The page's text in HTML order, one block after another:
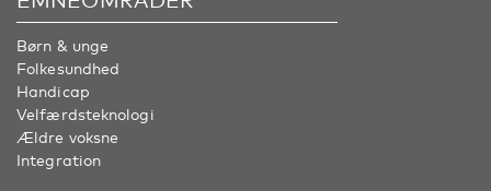
Børn & unge
Folkesundhed
Handicap
Velfærdsteknologi
Ældre voksne
Integration